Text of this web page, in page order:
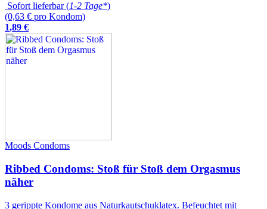
Sofort lieferbar (1-2 Tage*)
(0,63 € pro Kondom)
1,89 €
Moods Condoms
Ribbed Condoms: Stoß für Stoß dem Orgasmus
näher
3 gerippte Kondome aus Naturkautschuklatex. Befeuchtet mit